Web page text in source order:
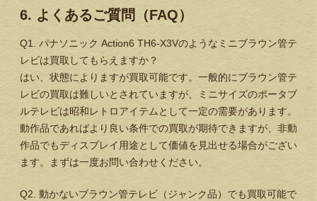
6. よくあるご質問（FAQ）
Q1. パナソニック Action6 TH6-X3Vのようなミニブラウン管テ
レビは買取してもらえますか？
はい、状態によりますが買取可能です。一般的にブラウン管テ
レビの買取は難しいとされていますが、ミニサイズのポータブ
ルテレビは昭和レトロアイテムとして一定の需要があります。
動作品であればより良い条件での買取が期待できますが、非動
作品でもディスプレイ用途として価値を見出せる場合がござい
ます。まずは一度お問い合わせください。
Q2. 動かないブラウン管テレビ（ジャンク品）でも買取可能で